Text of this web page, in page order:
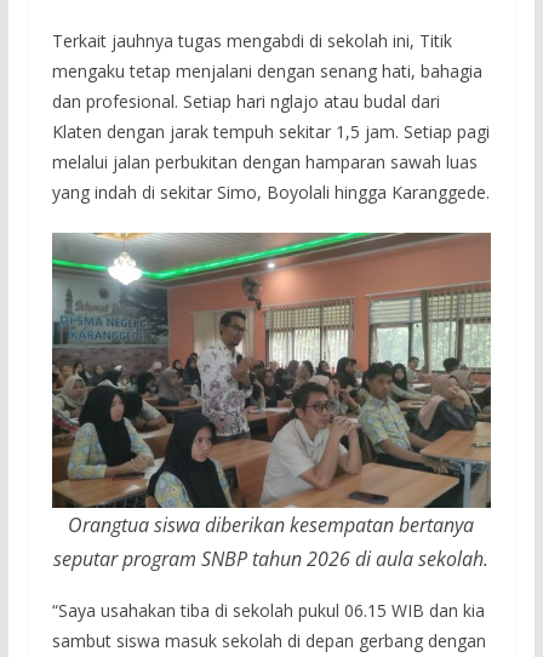
Terkait jauhnya tugas mengabdi di sekolah ini, Titik
mengaku tetap menjalani dengan senang hati, bahagia
dan profesional. Setiap hari nglajo atau budal dari
Klaten dengan jarak tempuh sekitar 1,5 jam. Setiap pagi
melalui jalan perbukitan dengan hamparan sawah luas
yang indah di sekitar Simo, Boyolali hingga Karanggede.
Orangtua siswa diberikan kesempatan bertanya
seputar program SNBP tahun 2026 di aula sekolah.
“Saya usahakan tiba di sekolah pukul 06.15 WIB dan kia
sambut siswa masuk sekolah di depan gerbang dengan